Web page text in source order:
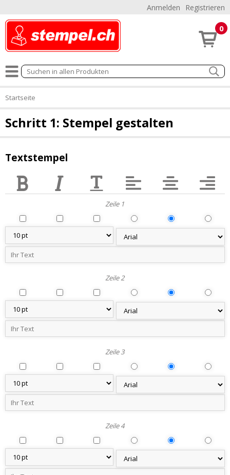
Anmelden Registrieren
0
Startseite
Schritt 1: Stempel gestalten
Textstempel
Zeile 1
Zeile 2
Zeile 3
Zeile 4